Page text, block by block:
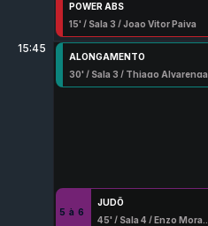
15:45
POWER ABS
15' / Sala 3 /Joao Vitor Paiva
ALONGAMENTO
30' / Sala 3 / Thiago Alvarenga
JUDÔ
5 à 6
45' / Sala 4 /Enzo Moraes Alves